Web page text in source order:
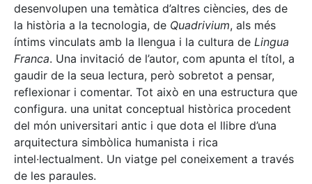
desenvolupen una temàtica d’altres ciències, des de
la història a la tecnologia, de Quadrivium, als més
íntims vinculats amb la llengua i la cultura de Lingua
Franca. Una invitació de l’autor, com apunta el títol, a
gaudir de la seua lectura, però sobretot a pensar,
reflexionar i comentar. Tot això en una estructura que
configura. una unitat conceptual històrica procedent
del món universitari antic i que dota el llibre d’una
arquitectura simbòlica humanista i rica
intel·lectualment. Un viatge pel coneixement a través
de les paraules.